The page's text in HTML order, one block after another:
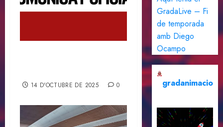
14 D'OCTUBRE DE 2025 0
GradaLive – Fi
de temporada
amb Diego
Ocampo
gradanimacio